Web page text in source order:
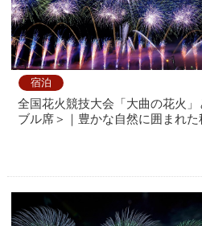
宿泊
全国花火競技大会「大曲の花火
ブル席＞｜豊かな自然に囲まれ